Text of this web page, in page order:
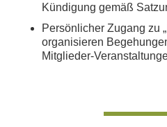
Kündigung gemäß
Persönlicher Zugang zu
organisieren
Mitglieder-